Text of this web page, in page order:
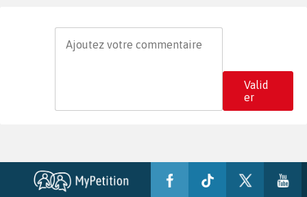
Valid
er